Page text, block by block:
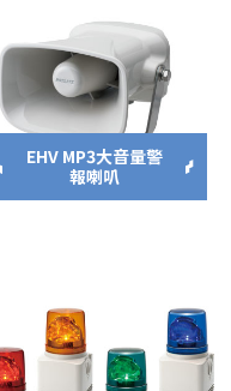
EHV MP3大音量警
報喇叭